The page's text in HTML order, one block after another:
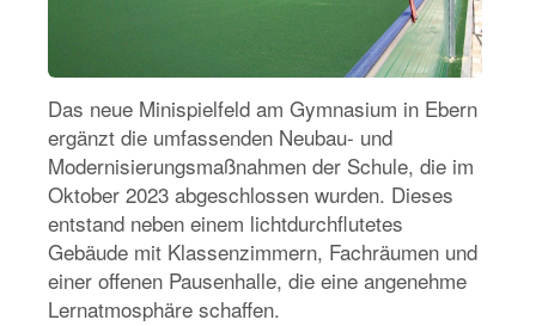
Das neue Minispielfeld am Gymnasium in Ebern
ergänzt die umfassenden Neubau- und
Modernisierungsmaßnahmen der Schule, die im
Oktober 2023 abgeschlossen wurden. Dieses
entstand neben einem lichtdurchflutetes
Gebäude mit Klassenzimmern, Fachräumen und
einer offenen Pausenhalle, die eine angenehme
Lernatmosphäre schaffen.